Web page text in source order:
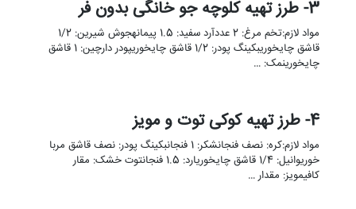
3- طرز تهیه کلوچه جو خانگی بدون فر
مواد لازم:تخم مرغ: 2 عددآرد سفید: 1.5 پیمانهجوش شیرین: 1/2
قاشق چایخوریبکینگ پودر: 1/2 قاشق چایخوریپودر دارچین: 1 قاشق
چایخورینمک: …
4- طرز تهیه کوکی توت و مویز
مواد لازم:کره: نصف فنجانشکر: 1 فنجانبکینگ پودر: نصف قاشق مربا
خوریوانیل: 1/4 قاشق چایخوریارد: 1.5 فنجانتوت خشک: مقار
کافیمویز: مقدار …